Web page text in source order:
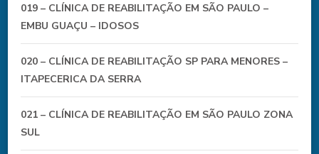
019 – CLÍNICA DE REABILITAÇÃO EM SÃO PAULO –
EMBU GUAÇU – IDOSOS
020 – CLÍNICA DE REABILITAÇÃO SP PARA MENORES –
ITAPECERICA DA SERRA
021 – CLÍNICA DE REABILITAÇÃO EM SÃO PAULO ZONA
SUL